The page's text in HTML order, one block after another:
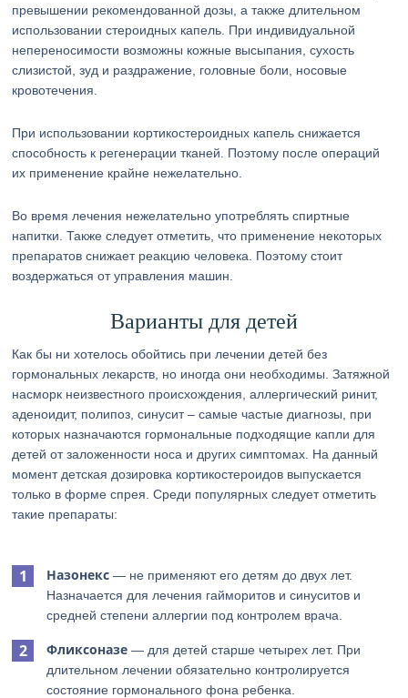
превышении рекомендованной дозы, а также длительном
использовании стероидных капель. При индивидуальной
непереносимости возможны кожные высыпания, сухость
слизистой, зуд и раздражение, головные боли, носовые
кровотечения.
При использовании кортикостероидных капель снижается
способность к регенерации тканей. Поэтому после операций
их применение крайне нежелательно.
Во время лечения нежелательно употреблять спиртные
напитки. Также следует отметить, что применение некоторых
препаратов снижает реакцию человека. Поэтому стоит
воздержаться от управления машин.
Варианты для детей
Как бы ни хотелось обойтись при лечении детей без
гормональных лекарств, но иногда они необходимы. Затяжной
насморк неизвестного происхождения, аллергический ринит,
аденоидит, полипоз, синусит – самые частые диагнозы, при
которых назначаются гормональные подходящие капли для
детей от заложенности носа и других симптомах. На данный
момент детская дозировка кортикостероидов выпускается
только в форме спрея. Среди популярных следует отметить
такие препараты:
Назонекс — не применяют его детям до двух лет.
Назначается для лечения гайморитов и синуситов и
средней степени аллергии под контролем врача.
Фликсоназе — для детей старше четырех лет. При
длительном лечении обязательно контролируется
состояние гормонального фона ребенка.